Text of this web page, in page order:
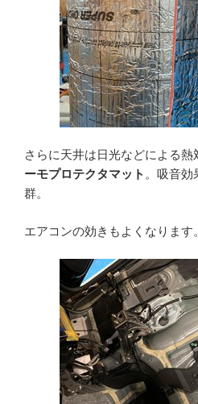
さらに天井は日光などによる
ーモプロテクタマット 。吸音効
群。
エアコンの効きもよくなります。